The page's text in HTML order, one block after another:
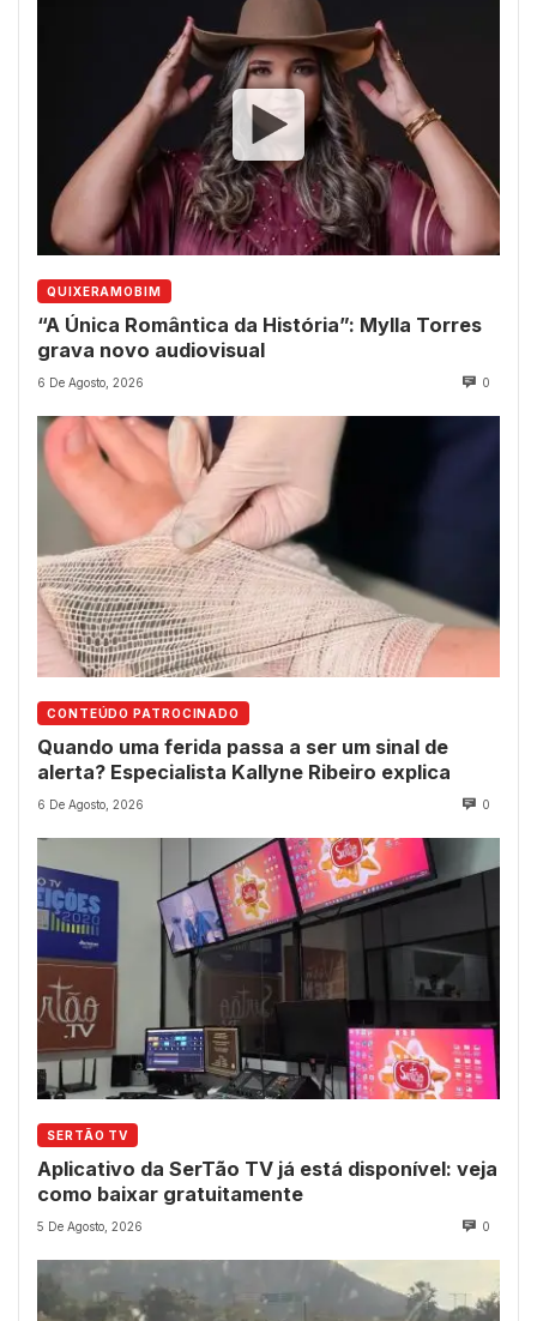
QUIXERAMOBIM
“A Única Romântica da História”: Mylla Torres
grava novo audiovisual
6 De Agosto, 2026 0
CONTEÚDO PATROCINADO
Quando uma ferida passa a ser um sinal de
alerta? Especialista Kallyne Ribeiro explica
6 De Agosto, 2026 0
SERTÃO TV
Aplicativo da SerTão TV já está disponível: veja
como baixar gratuitamente
5 De Agosto, 2026 0